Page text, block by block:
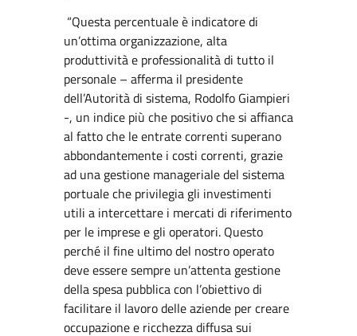
“Questa percentuale è indicatore di
un’ottima organizzazione, alta
produttività e professionalità di tutto il
personale – afferma il presidente
dell’Autorità di sistema, Rodolfo Giampieri
-, un indice più che positivo che si affianca
al fatto che le entrate correnti superano
abbondantemente i costi correnti, grazie
ad una gestione manageriale del sistema
portuale che privilegia gli investimenti
utili a intercettare i mercati di riferimento
per le imprese e gli operatori. Questo
perché il fine ultimo del nostro operato
deve essere sempre un’attenta gestione
della spesa pubblica con l’obiettivo di
facilitare il lavoro delle aziende per creare
occupazione e ricchezza diffusa sui